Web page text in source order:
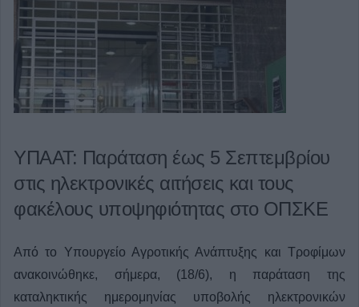
ΥΠΑΑΤ: Παράταση έως 5 Σεπτεμβρίου
στις ηλεκτρονικές αιτήσεις και τους
φακέλους υποψηφιότητας στο ΟΠΣΚΕ
Από το Υπουργείο Αγροτικής Ανάπτυξης και Τροφίμων
ανακοινώθηκε, σήμερα, (18/6), η παράταση της
καταληκτικής ημερομηνίας υποβολής ηλεκτρονικών